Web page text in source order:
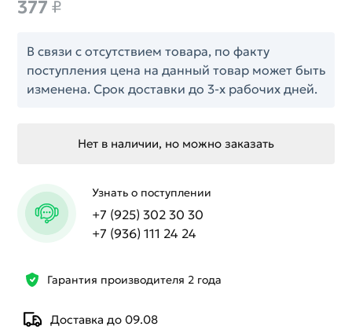
Гарантия производителя 2 года
Доставка до 09.08
377 ₽
В связи с отсутствием товара, по факту
поступления цена на данный товар может быть
изменена. Срок доставки до 3-х рабочих дней.
Нет в наличии, но можно заказать
Узнать о поступлении
+7 (925) 302 30 30
+7 (936) 111 24 24